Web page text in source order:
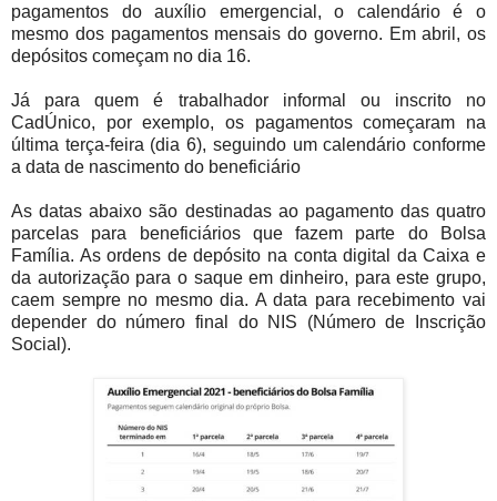
pagamentos do auxílio emergencial, o calendário é o
mesmo dos pagamentos mensais do governo. Em abril, os
depósitos começam no dia 16.
Já para quem é trabalhador informal ou inscrito no
CadÚnico, por exemplo, os pagamentos começaram na
última terça-feira (dia 6), seguindo um calendário conforme
a data de nascimento do beneficiário
As datas abaixo são destinadas ao pagamento das quatro
parcelas para beneficiários que fazem parte do Bolsa
Família. As ordens de depósito na conta digital da Caixa e
da autorização para o saque em dinheiro, para este grupo,
caem sempre no mesmo dia. A data para recebimento vai
depender do número final do NIS (Número de Inscrição
Social).